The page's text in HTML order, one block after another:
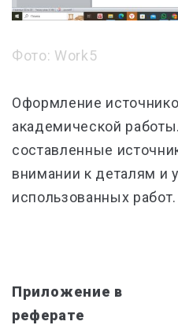
Фото: Work5
Оформление
академической
составленные
внимании к деталям и
использованных работ.
Приложение в
реферате